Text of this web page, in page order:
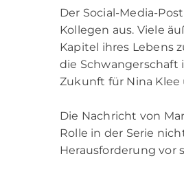
Der Social-Media-
Kollegen aus. Viele
Kapitel ihres Lebens
die Schwangerschaft
Zukunft für Nina
Die Nachricht von
Rolle in der Serie
Herausforderung vor